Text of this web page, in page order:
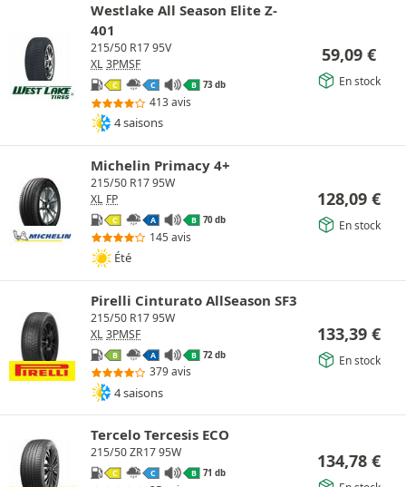
Westlake All Season Elite Z-
401
215/50 R17 95V
XL 3PMSF
C C B 73 db
413 avis
4 saisons
59,09 €
En stock
Michelin Primacy 4+
215/50 R17 95W
XL FP
C A B 70 db
145 avis
Été
128,09 €
En stock
Pirelli Cinturato AllSeason SF3
215/50 R17 95W
XL 3PMSF
B A B 72 db
379 avis
4 saisons
133,39 €
En stock
Tercelo Tercesis ECO
215/50 ZR17 95W
C C B 71 db
134,78 €